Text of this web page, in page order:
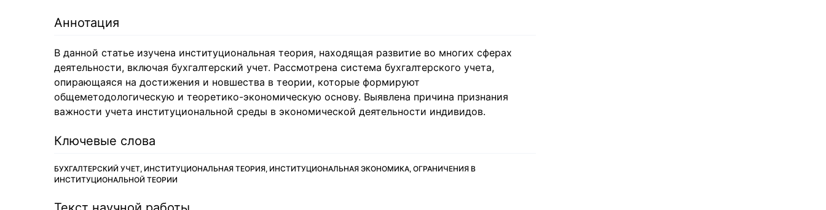
Аннотация
В данной статье изучена институциональная теория, находящая развитие во многих сферах
деятельности, включая бухгалтерский учет. Рассмотрена система бухгалтерского учета,
опирающаяся на достижения и новшества в теории, которые формируют
общеметодологическую и теоретико-экономическую основу. Выявлена причина признания
важности учета институциональной среды в экономической деятельности индивидов.
Ключевые слова
БУХГАЛТЕРСКИЙ УЧЕТ, ИНСТИТУЦИОНАЛЬНАЯ ТЕОРИЯ, ИНСТИТУЦИОНАЛЬНАЯ ЭКОНОМИКА, ОГРАНИЧЕНИЯ В
ИНСТИТУЦИОНАЛЬНОЙ ТЕОРИИ